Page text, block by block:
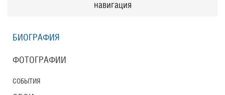
навигация
БИОГРАФИЯ
ФОТОГРАФИИ
СОБЫТИЯ